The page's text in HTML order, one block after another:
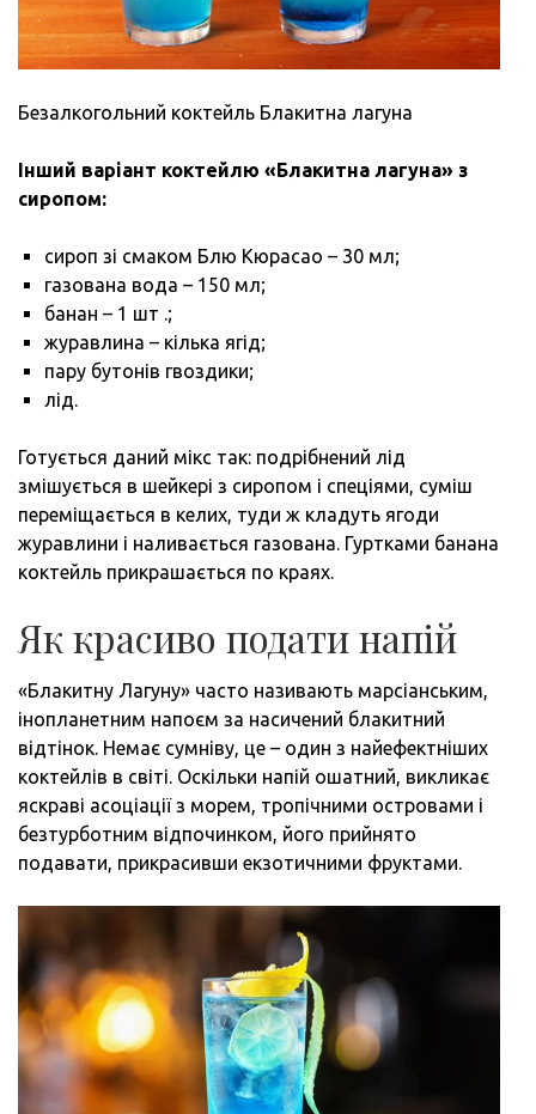
Безалкогольний коктейль Блакитна лагуна
Інший варіант коктейлю «Блакитна лагуна» з
сиропом:
сироп зі смаком Блю Кюрасао – 30 мл;
газована вода – 150 мл;
банан – 1 шт .;
журавлина – кілька ягід;
пару бутонів гвоздики;
лід.
Готується даний мікс так: подрібнений лід
змішується в шейкері з сиропом і спеціями, суміш
переміщається в келих, туди ж кладуть ягоди
журавлини і наливається газована. Гуртками банана
коктейль прикрашається по краях.
Як красиво подати напій
«Блакитну Лагуну» часто називають марсіанським,
інопланетним напоєм за насичений блакитний
відтінок. Немає сумніву, це – один з найефектніших
коктейлів в світі. Оскільки напій ошатний, викликає
яскраві асоціації з морем, тропічними островами і
безтурботним відпочинком, його прийнято
подавати, прикрасивши екзотичними фруктами.